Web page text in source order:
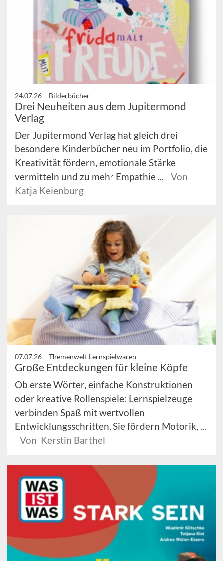
24.07.26 – Bilderbücher
Drei Neuheiten aus dem Jupitermond
Verlag
Der Jupitermond Verlag hat gleich drei
besondere Kinderbücher neu im Portfolio, die
Kreativität fördern, emotionale Stärke
vermitteln und zu mehr Empathie ...
Von
Katja Keienburg
07.07.26 – Themenwelt Lernspielwaren
Große Entdeckungen für kleine Köpfe
Ob erste Wörter, einfache Konstruktionen
oder kreative Rollenspiele: Lernspielzeuge
verbinden Spaß mit wertvollen
Entwicklungsschritten. Sie fördern Motorik, ...
Von Kerstin Barthel